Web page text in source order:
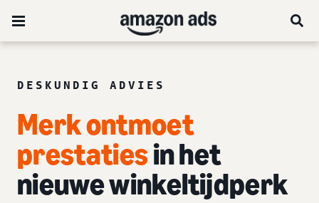
DESKUNDIG ADVIES
Merk ontmoet
prestatiesin het
nieuwe winkeltijdperk